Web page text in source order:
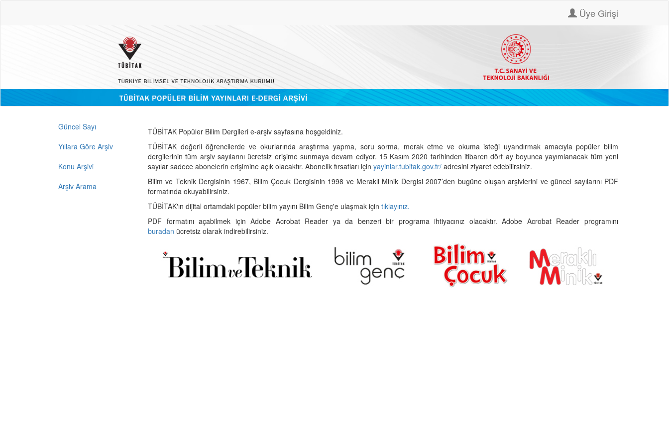
Üye Girişi
Güncel Sayı
Yıllara Göre Arşiv
Konu Arşivi
Arşiv Arama
TÜBİTAK Popüler Bilim Dergileri e-arşiv sayfasına hoşgeldiniz.
TÜBİTAK değerli öğrencilerde ve okurlarında araştırma yapma, soru sorma, merak etme ve okuma isteği uyandırmak amacıyla popüler bilim
dergilerinin tüm arşiv sayılarını ücretsiz erişime sunmaya devam ediyor. 15 Kasım 2020 tarihinden itibaren dört ay boyunca yayımlanacak tüm yeni
sayılar sadece abonelerin erişimine açık olacaktır. Abonelik fırsatları için yayinlar.tubitak.gov.tr/ adresini ziyaret edebilirsiniz.
Bilim ve Teknik Dergisinin 1967, Bilim Çocuk Dergisinin 1998 ve Merakli Minik Dergisi 2007’den bugüne oluşan arşivlerini ve güncel sayılarını PDF
formatında okuyabilirsiniz.
TÜBİTAK'ın dijital ortamdaki popüler bilim yayını Bilim Genç'e ulaşmak için tıklayınız.
PDF formatını açabilmek için Adobe Acrobat Reader ya da benzeri bir programa ihtiyacınız olacaktır. Adobe Acrobat Reader programını
buradan ücretsiz olarak indirebilirsiniz.